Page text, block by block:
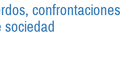
confrontaciones